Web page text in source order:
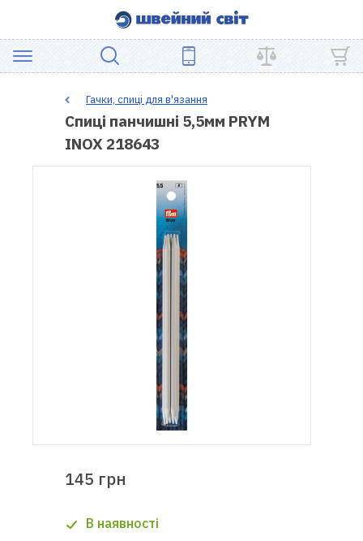
ШВЕЙНЕ
ОБЛАДНАННЯ
Гарантія
швейної
Гачки, спиці для в'язання
Спиці панчишні 5,5мм PRYM
INOX 218643
145 грн
В наявності